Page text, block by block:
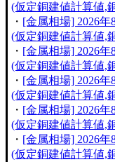
(仮定銅建値計算値,
・ [金属相場] 2026
(仮定銅建値計算値,
・ [金属相場] 2026
(仮定銅建値計算値,
・ [金属相場] 2026
(仮定銅建値計算値,
・ [金属相場] 2026
(仮定銅建値計算値,
・ [金属相場] 2026
(仮定銅建値計算値,